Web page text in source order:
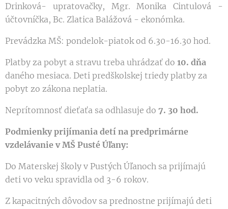
Drinková- upratovačky, Mgr. Monika Cintulová -
účtovníčka, Bc. Zlatica Balážová - ekonómka.
Prevádzka MŠ: pondelok-piatok od 6.30-16.30 hod.
Platby za pobyt a stravu treba uhrádzať do 10. dňa
daného mesiaca. Deti predškolskej triedy platby za
pobyt zo zákona neplatia.
Neprítomnosť dieťaťa sa odhlasuje do 7. 30 hod.
Podmienky prijímania detí na predprimárne
vzdelávanie v MŠ Pusté Úľany:
Do Materskej školy v Pustých Úľanoch sa prijímajú
deti vo veku spravidla od 3-6 rokov.
Z kapacitných dôvodov sa prednostne prijímajú deti